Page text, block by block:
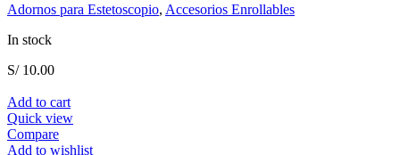
Adornos para Estetoscopio, Accesorios Enrollables
In stock
S/10.00
Add to cart
Quick view
Compare
Add to wishlist